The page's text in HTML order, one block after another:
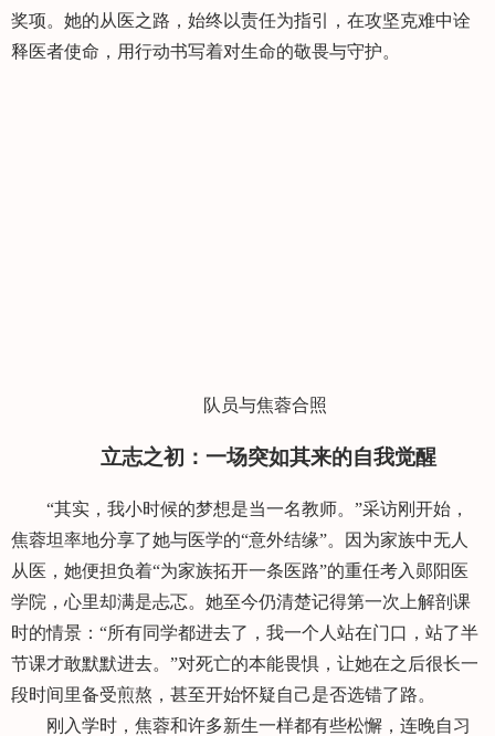
奖项。她的从医之路，始终以责任为指引，在攻坚克难中诠
释医者使命，用行动书写着对生命的敬畏与守护。
队员与焦蓉合照
立志之初：一场突如其来的自我觉醒
“其实，我小时候的梦想是当一名教师。”采访刚开始，
焦蓉坦率地分享了她与医学的“意外结缘”。因为家族中无人
从医，她便担负着“为家族拓开一条医路”的重任考入郧阳医
学院，心里却满是忐忑。她至今仍清楚记得第一次上解剖课
时的情景：“所有同学都进去了，我一个人站在门口，站了半
节课才敢默默进去。”对死亡的本能畏惧，让她在之后很长一
段时间里备受煎熬，甚至开始怀疑自己是否选错了路。
刚入学时，焦蓉和许多新生一样都有些松懈，连晚自习